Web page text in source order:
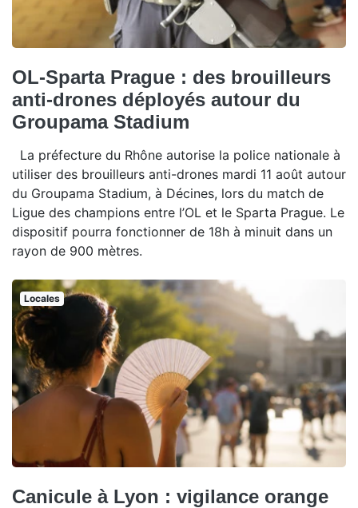
OL-Sparta Prague : des brouilleurs
anti-drones déployés autour du
Groupama Stadium
La préfecture du Rhône autorise la police nationale à
utiliser des brouilleurs anti-drones mardi 11 août autour
du Groupama Stadium, à Décines, lors du match de
Ligue des champions entre l’OL et le Sparta Prague. Le
dispositif pourra fonctionner de 18h à minuit dans un
rayon de 900 mètres.
Locales
Canicule à Lyon : vigilance orange